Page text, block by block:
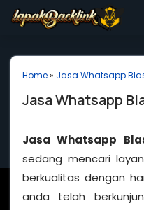
Home» Jasa Whatsapp
Jasa Whatsapp
Jasa Whatsapp
sedang mencari
berkualitas dengan
anda telah